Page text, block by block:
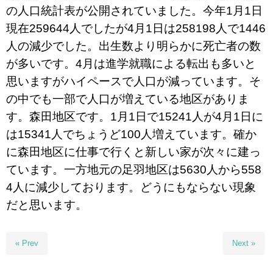
の人口統計表が公開されていました。今年1月1日
現在259644人でしたが4月1日は258198人で1446
人の減少でした。出生数より明らかに死亡者の数
が多いです。4月は進学就職による転出も多いと
思いますがハイペースで人口が減っています。そ
の中でも一部で人口が増えている地区がありま
す。森田地区です。1月1日で15241人が4月1日に
は15341人でちょうど100人増えています。確か
に森田地区に仕事で行くと新しい家が次々に建っ
ています。一方地元の足羽地区は5630人から558
4人に減少しております。どうにもならない現象
だと思います。
« Prev Next »